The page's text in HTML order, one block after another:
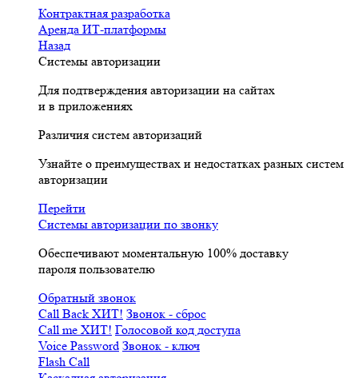
Контрактная разработка
Аренда ИТ-платформы
Назад
Системы авторизации
Для подтверждения авторизации на сайтах
и в приложениях
Различия систем авторизаций
Узнайте о преимуществах и недостатках разных систем
авторизации
Перейти
Системы авторизации по звонку
Обеспечивают моментальную 100% доставку
пароля пользователю
Обратный звонок
Call Back ХИТ! Звонок - сброс
Call me ХИТ! Голосовой код доступа
Voice Password Звонок - ключ
Flash Call